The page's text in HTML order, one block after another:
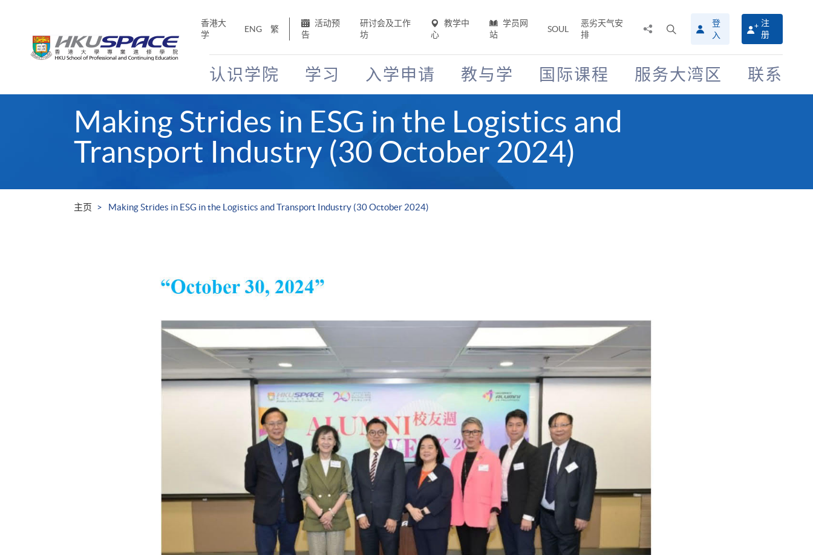
香港大
学
ENG 繁
活动预
告
研讨会及工作
坊
教学中
心
学员网
站
SOUL
恶劣天气安
排
搜
寻
介
面
登
入
注
册
认识学院 学习 入学申请 教与学 国际课程 服务大湾区 联系
Making Strides in ESG in the Logistics and
Transport Industry (30 October 2024)
主页 Making Strides in ESG in the Logistics and Transport Industry (30 October 2024)